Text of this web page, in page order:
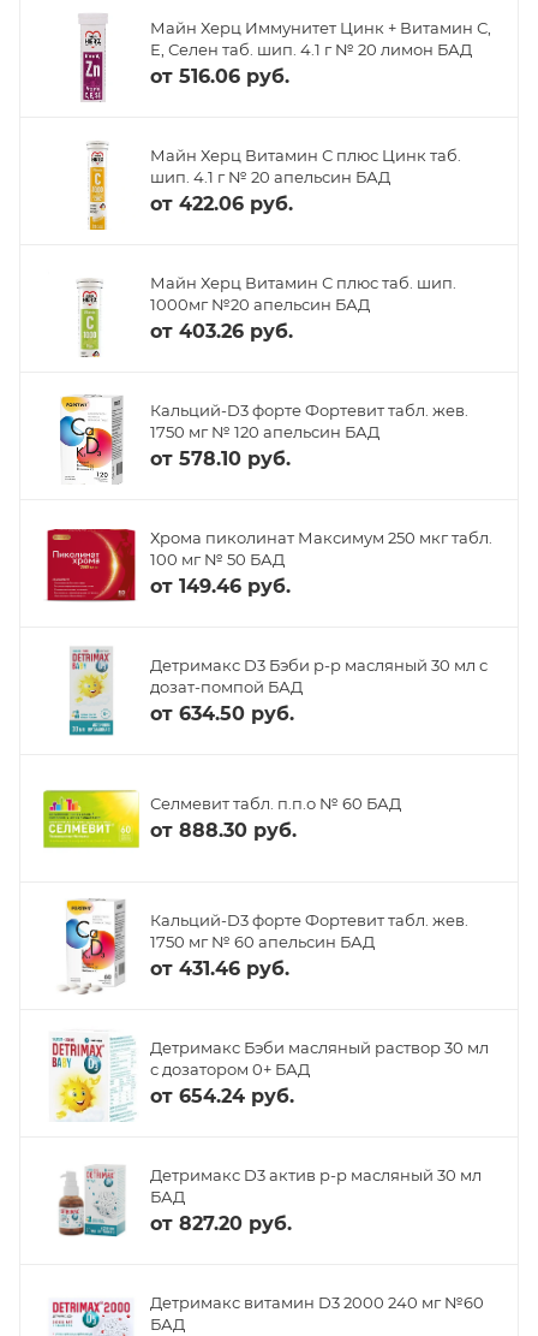
Майн Херц Иммунитет Цинк + Витамин С,
Е, Селен таб. шип. 4.1 г № 20 лимон БАД
от 516.06 руб.
Майн Херц Витамин С плюс Цинк таб.
шип. 4.1 г № 20 апельсин БАД
от 422.06 руб.
Майн Херц Витамин С плюс таб. шип.
1000мг №20 апельсин БАД
от 403.26 руб.
Кальций-D3 форте Фортевит табл. жев.
1750 мг № 120 апельсин БАД
от 578.10 руб.
Хрома пиколинат Максимум 250 мкг табл.
100 мг № 50 БАД
от 149.46 руб.
Детримакс D3 Бэби р-р масляный 30 мл с
дозат-помпой БАД
от 634.50 руб.
Селмевит табл. п.п.о № 60 БАД
от 888.30 руб.
Кальций-D3 форте Фортевит табл. жев.
1750 мг № 60 апельсин БАД
от 431.46 руб.
Детримакс Бэби масляный раствор 30 мл
с дозатором 0+ БАД
от 654.24 руб.
Детримакс D3 актив р-р масляный 30 мл
БАД
от 827.20 руб.
Детримакс витамин D3 2000 240 мг №60
БАД